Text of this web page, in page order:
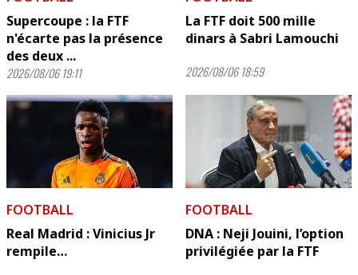
Supercoupe : la FTF
n'écarte pas la présence
des deux ...
2026/08/06 19:11
La FTF doit 500 mille
dinars à Sabri Lamouchi
2026/08/06 18:59
FOOTBALL
Real Madrid : Vinicius Jr
rempile…
FOOTBALL
DNA : Neji Jouini, l’option
privilégiée par la FTF